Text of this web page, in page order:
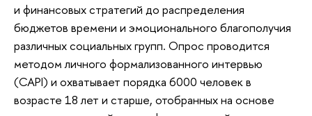
и финансовых стратегий до распределения
бюджетов времени и эмоционального благополучия
различных социальных групп. Опрос проводится
методом личного формализованного интервью
(CAPI) и охватывает порядка 6000 человек в
возрасте 18 лет и старше, отобранных на основе